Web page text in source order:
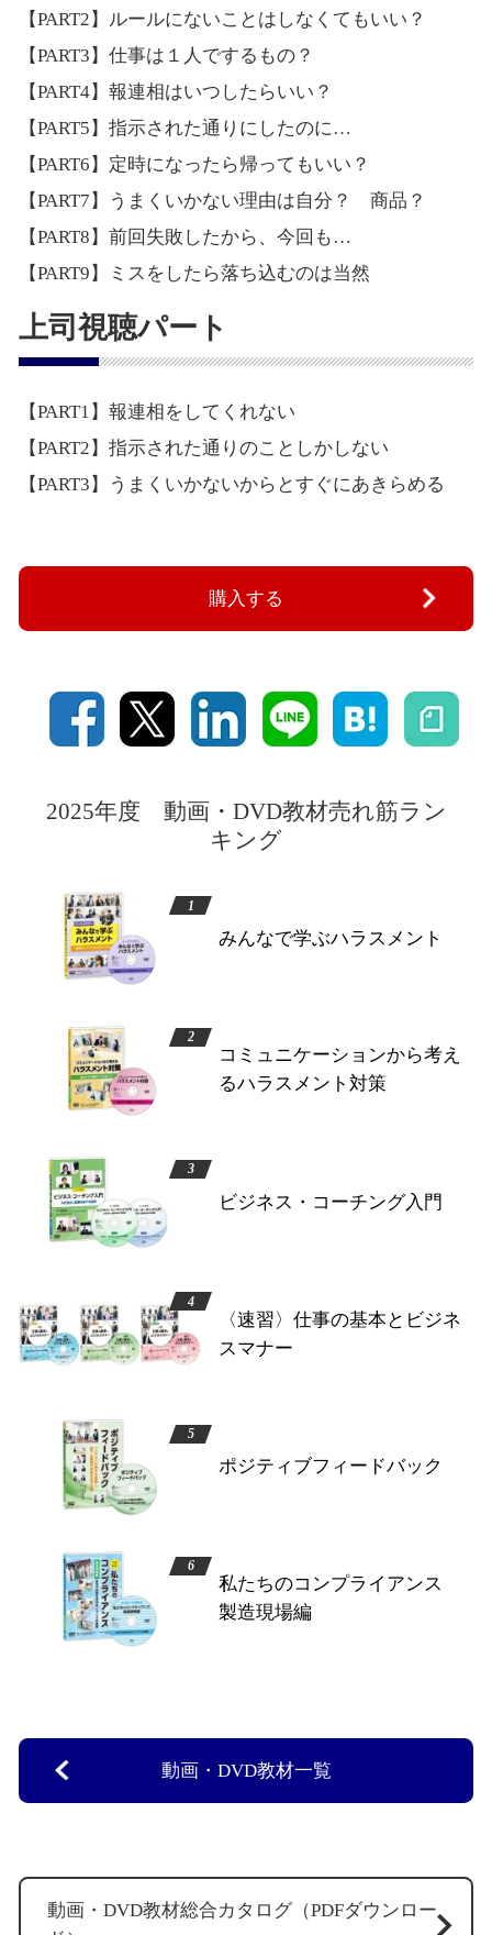
【PART2】ルールにないことはしなくてもいい？
【PART3】仕事は１人でするもの？
【PART4】報連相はいつしたらいい？
【PART5】指示された通りにしたのに…
【PART6】定時になったら帰ってもいい？
【PART7】うまくいかない理由は自分？ 商品？
【PART8】前回失敗したから、今回も…
【PART9】ミスをしたら落ち込むのは当然
上司視聴パート
【PART1】報連相をしてくれない
【PART2】指示された通りのことしかしない
【PART3】うまくいかないからとすぐにあきらめる
購入する
2025年度 動画・DVD教材売れ筋ラン
キング
みんなで学ぶハラスメント
コミュニケーションから考え
るハラスメント対策
ビジネス・コーチング入門
〈速習〉仕事の基本とビジネ
スマナー
ポジティブフィードバック
私たちのコンプライアンス
製造現場編
動画・DVD教材一覧
動画・DVD教材総合カタログ（PDFダウンロー